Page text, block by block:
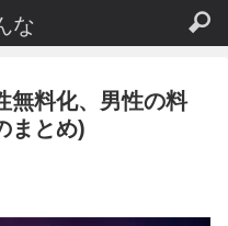
無料化、男性の料
まとめ)
な